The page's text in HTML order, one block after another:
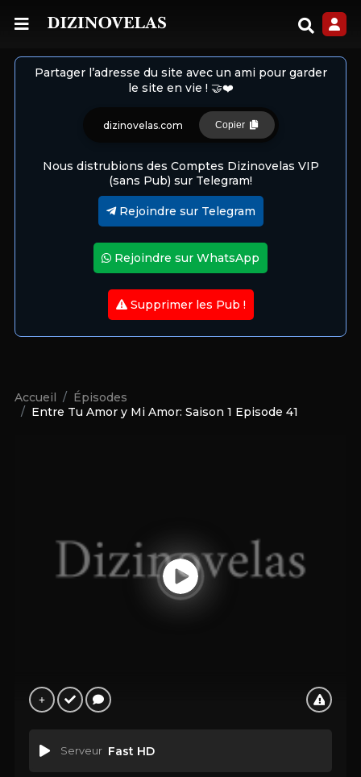
Partager l’adresse du site avec un ami pour garder
le site en vie ! 🤝❤️
dizinovelas.com Copier
Nous distrubions des Comptes Dizinovelas VIP
(sans Pub) sur Telegram!
Rejoindre sur Telegram
Rejoindre sur WhatsApp
Supprimer les Pub !
Accueil
Épisodes
Entre Tu Amor y Mi Amor: Saison 1 Episode 41
Serveur Fast HD